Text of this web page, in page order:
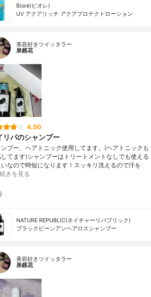
Bioré(ビオレ)
UV アクアリッチ アクアプロテクトローション
美容好きツイッタラー
泉鏡花
4.00
リパのシャンプー
ンプー、ヘアトニック使用してます。(ヘアトニックも
てます)シャンプーはトリートメントなしでも使える
なので時短になります！スッキリ洗えるので汗を
続きを見る
NATURE REPUBLIC(ネイチャーリパブリック)
ブラックビーンアンヘアロスシャンプー
美容好きツイッタラー
泉鏡花